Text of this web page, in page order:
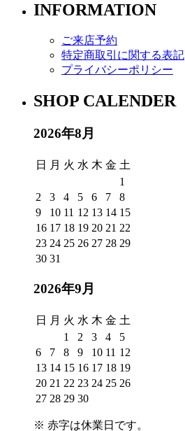
INFORMATION
ご来店予約
特定商取引に関する表記
プライバシーポリシー
SHOP CALENDER
2026年8月
日 月 火 水 木 金 土
1
2
3 4 5 6 7
8
9
10 11 12 13 14 15
16 17 18 19 20 21 22
23 24 25 26 27 28 29
30 31
2026年9月
日 月 火 水 木 金 土
1
2 3 4
5
6
7 8 9 10 11 12
13 14 15 16 17 18 19
20 21 22 23 24 25 26
27 28 29 30
※ 赤字は休業日 です。